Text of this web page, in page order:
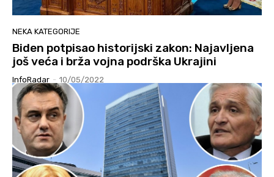
NEKA KATEGORIJE
Biden potpisao historijski zakon: Najavljena
još veća i brža vojna podrška Ukrajini
InfoRadar - 10/05/2022